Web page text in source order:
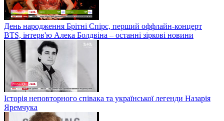
День народження Брітні Спірс, перший оффлайн-концерт
BTS, інтерв'ю Алека Болдвіна – останні зіркові новини
Історія неповторного співака та української легенди Назарія
Яремчука